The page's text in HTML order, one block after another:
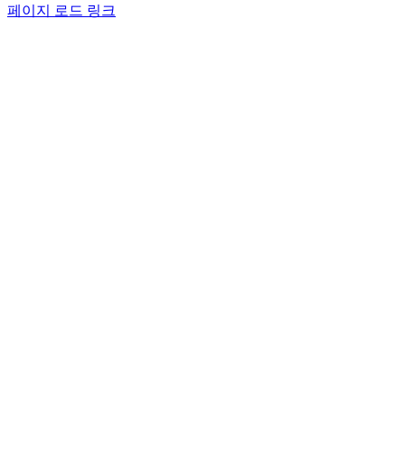
YouTube
Instagram
Facebook
Blogger
페이지 로드 링크